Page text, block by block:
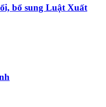
bổ sung Luật Xuất